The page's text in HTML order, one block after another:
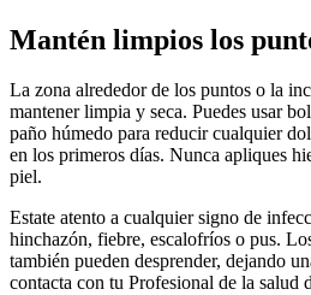
Mantén limpios los
La zona alrededor de los puntos o la
mantener limpia y seca. Puedes usar
paño húmedo para reducir cualquier
en los primeros días. Nunca apliques
piel.
Estate atento a cualquier signo de
hinchazón, fiebre, escalofríos o pus.
también pueden desprender, dejando
contacta con tu Profesional de la salud